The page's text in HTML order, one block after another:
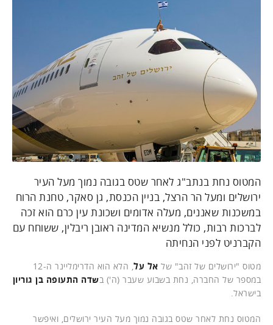
המטוס נחת בנתב"ג לאחר שטס בגובה נמוך מעל העיר
ירושלים ומעל הר הרצל, בניין הכנסת, גן סאקר, טחנת הרוח
במשכנות שאננים, מעלה אדומים ושכונת עין כרם הוא זכה
לברכות רבות, כולל מנשיא המדינה ראובן ריבלין, ששוחח עם
הקברניט לפני הנחיתה
מטוס "ירושלים של זהב" של אל על
, הלא הוא הדרימליינר ה-12
במספר של החברה, נחת בשבוע שעבר (ה') בשדה התעופה בן גוריון
בישראל.
המטוס נחת לאחר שטס בגובה נמוך מעל העיר ירושלים, ואיפשר